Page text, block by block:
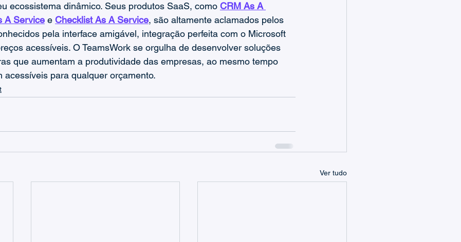
ecossistema dinâmico. Seus produtos SaaS, como CRM As A
A Service e Checklist As A Service, são altamente aclamados pelos
pela interface amigável, integração perfeita com o Microsoft
acessíveis. O TeamsWork se orgulha de desenvolver soluções
que aumentam a produtividade das empresas, ao mesmo tempo
acessíveis para qualquer orçamento.
Ver tudo